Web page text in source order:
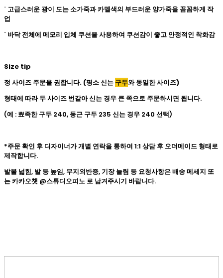
˙ 고급스러운 광이 도는 소가죽과 카멜색의 부드러운 양가죽을 꼼꼼하게 작
업
˙ 바닥 전체에 메모리 입체 쿠션을 사용하여 쿠션감이 좋고 안정적인 착화감
Size tip
정 사이즈 주문을 권합니다. (평소 신는 구두와 동일한 사이즈)
형태에 따라 두 사이즈 번갈아 신는 경우 큰 쪽으로 주문하시면 됩니다.
(예 : 뾰족한 구두 240, 둥근 구두 235 신는 경우 240 선택)
*주문 확인 후 디자이너가 개별 연락을 통하여 1:1 상담 후 오더메이드 형태로
제작합니다.
발볼 넓힘, 발 등 높임, 무지외반증, 기장 늘림 등 요청사항은 배송 메세지 또
는 카카오챗 @스튜디오피노 로 남겨주시기 바랍니다.